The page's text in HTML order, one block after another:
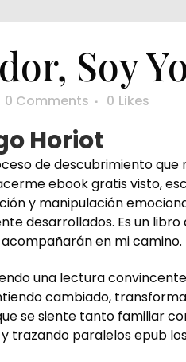
Soy
0 Comments 0 Likes
Horiot
de descubrimiento
ebook gratis visto,
y manipulación
desarrollados. Es un
en mi camino.
una lectura
cambiado,
se siente tanto familiar
trazando paralelos epub